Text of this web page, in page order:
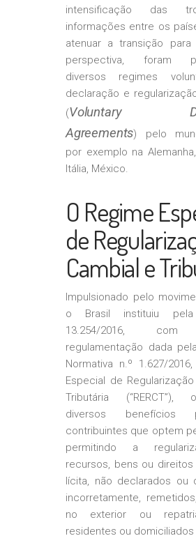
intensificação das
informações entre os
atenuar a transição para
perspectiva, foram
diversos regimes
declaração e
(Voluntary
Agreements) pelo
por exemplo na
Itália, México.
O Regime
de
Cambial e
Impulsionado pelo
o Brasil instituiu
13.254/2016, com
regulamentação dada
Normativa n.º 1.627/
Especial de
Tributária (“RERCT”),
diversos benefícios
contribuintes que optem
permitindo a
recursos, bens ou
lícita, não declarados ou
incorretamente,
no exterior ou
residentes ou domiciliados